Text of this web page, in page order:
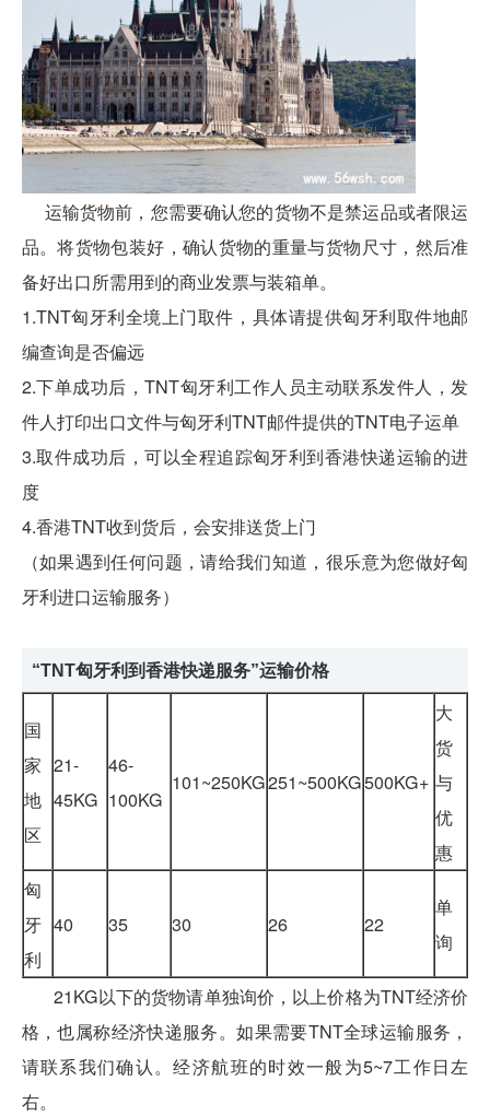
运输货物前，您需要确认您的货物不是禁运品或者限运
品。将货物包装好，确认货物的重量与货物尺寸，然后准
备好出口所需用到的商业发票与装箱单。
1.TNT匈牙利全境上门取件，具体请提供匈牙利取件地邮
编查询是否偏远
2.下单成功后，TNT匈牙利工作人员主动联系发件人，发
件人打印出口文件与匈牙利TNT邮件提供的TNT电子运单
3.取件成功后，可以全程追踪匈牙利到香港快递运输的进
度
4.香港TNT收到货后，会安排送货上门
（如果遇到任何问题，请给我们知道，很乐意为您做好匈
牙利进口运输服务）
“TNT匈牙利到香港快递服务”运输价格
国
家
地
区
21-
45KG
46-
100KG
101~250KG251~500KG500KG+
大
货
与
优
惠
匈
牙
利
40 35 30 26 22
单
询
21KG以下的货物请单独询价，以上价格为TNT经济价
格，也属称经济快递服务。如果需要TNT全球运输服务，
请联系我们确认。经济航班的时效一般为5~7工作日左
右。